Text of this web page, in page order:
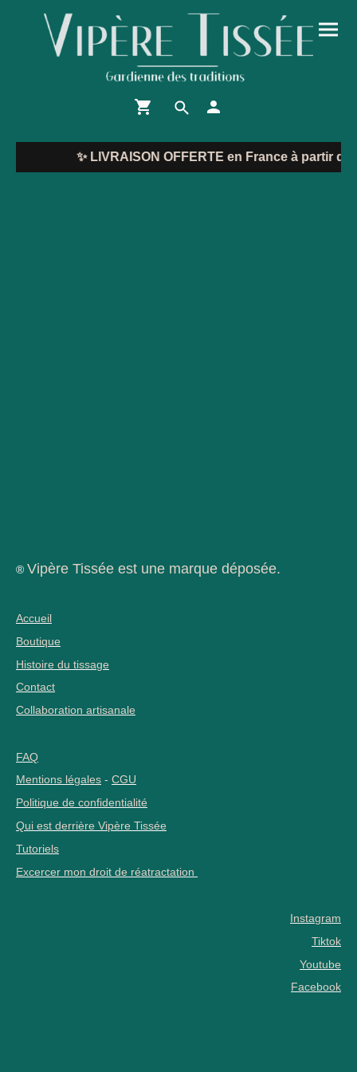
✨LIVRAISON OFFERTE en France à partir de
® Vipère Tissée est une marque déposée.
Accueil
Boutique
Histoire du tissage
Contact
Collaboration artisanale
FAQ
Mentions légales - CGU
Politique de confidentialité
Qui est derrière Vipère Tissée
Tutoriels
Excercer mon droit de réatractation
Instagram
Tiktok
Youtube
Facebook